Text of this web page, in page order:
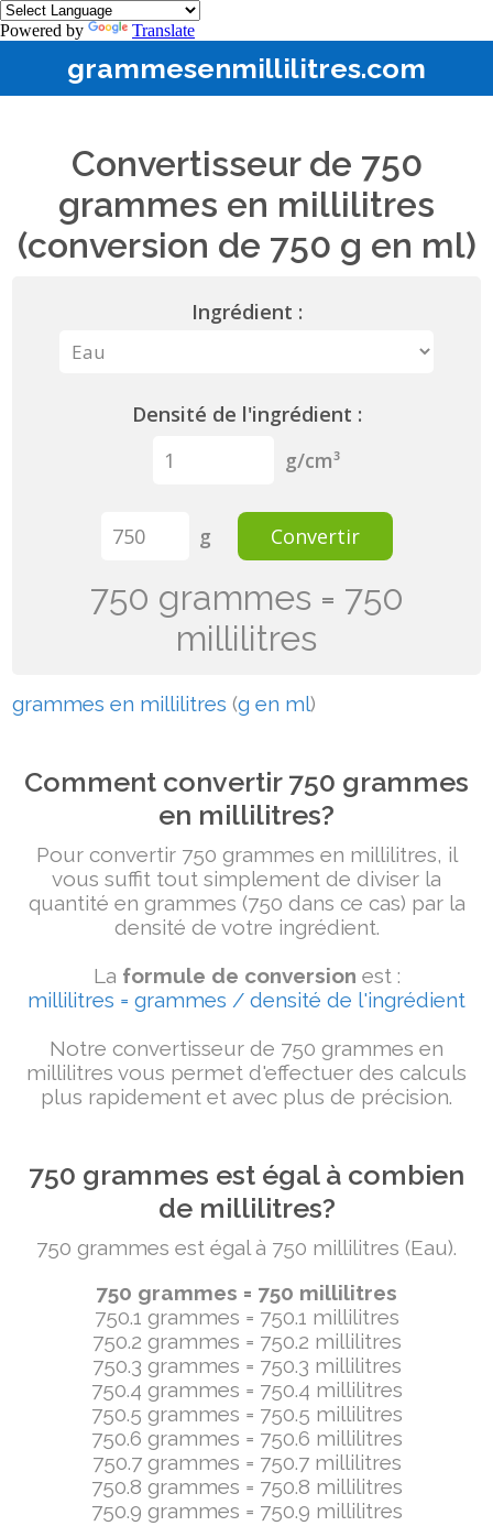
Powered by Translate
grammesenmillilitres.com
Convertisseur de 750
grammes en millilitres
(conversion de 750 g en ml)
Ingrédient :
Densité de l'ingrédient :
g/cm³
g Convertir
750 grammes = 750
millilitres
grammes en millilitres (g en ml)
Comment convertir 750 grammes
en millilitres?
Pour convertir 750 grammes en millilitres, il
vous suffit tout simplement de diviser la
quantité en grammes (750 dans ce cas) par la
densité de votre ingrédient.
La formule de conversion est :
millilitres = grammes / densité de l'ingrédient
Notre convertisseur de 750 grammes en
millilitres vous permet d'effectuer des calculs
plus rapidement et avec plus de précision.
750 grammes est égal à combien
de millilitres?
750 grammes est égal à 750 millilitres (Eau).
750 grammes = 750 millilitres
750.1 grammes = 750.1 millilitres
750.2 grammes = 750.2 millilitres
750.3 grammes = 750.3 millilitres
750.4 grammes = 750.4 millilitres
750.5 grammes = 750.5 millilitres
750.6 grammes = 750.6 millilitres
750.7 grammes = 750.7 millilitres
750.8 grammes = 750.8 millilitres
750.9 grammes = 750.9 millilitres